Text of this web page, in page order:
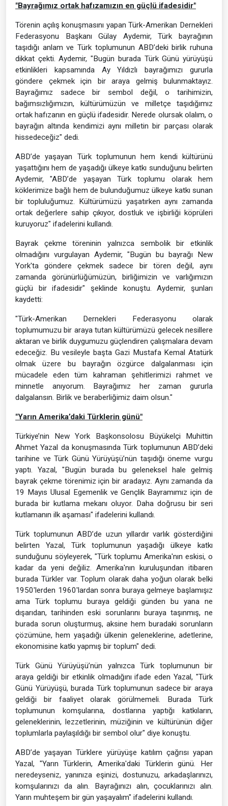
"Bayrağımız ortak hafızamızın en güçlü ifadesidir"
Törenin açılış konuşmasını yapan Türk-Amerikan Dernekleri
Federasyonu Başkanı Gülay Aydemir, Türk bayrağının
taşıdığı anlam ve Türk toplumunun ABD’deki birlik ruhuna
dikkat çekti. Aydemir, "Bugün burada Türk Günü yürüyüşü
etkinlikleri kapsamında Ay Yıldızlı bayrağımızı gururla
göndere çekmek için bir araya gelmiş bulunmaktayız.
Bayrağımız sadece bir sembol değil, o tarihimizin,
bağımsızlığımızın, kültürümüzün ve milletçe taşıdığımız
ortak hafızanın en güçlü ifadesidir. Nerede olursak olalım, o
bayrağın altında kendimizi aynı milletin bir parçası olarak
hissedeceğiz" dedi.
ABD’de yaşayan Türk toplumunun hem kendi kültürünü
yaşattığını hem de yaşadığı ülkeye katkı sunduğunu belirten
Aydemir, "ABD’de yaşayan Türk toplumu olarak hem
köklerimize bağlı hem de bulunduğumuz ülkeye katkı sunan
bir topluluğumuz. Kültürümüzü yaşatırken aynı zamanda
ortak değerlere sahip çıkıyor, dostluk ve işbirliği köprüleri
kuruyoruz" ifadelerini kullandı.
Bayrak çekme töreninin yalnızca sembolik bir etkinlik
olmadığını vurgulayan Aydemir, "Bugün bu bayrağı New
York'ta göndere çekmek sadece bir tören değil, aynı
zamanda görünürlüğümüzün, birliğimizin ve varlığımızın
güçlü bir ifadesidir" şeklinde konuştu. Aydemir, şunları
kaydetti:
"Türk-Amerikan Dernekleri Federasyonu olarak
toplumumuzu bir araya tutan kültürümüzü gelecek nesillere
aktaran ve birlik duygumuzu güçlendiren çalışmalara devam
edeceğiz. Bu vesileyle başta Gazi Mustafa Kemal Atatürk
olmak üzere bu bayrağın özgürce dalgalanması için
mücadele eden tüm kahraman şehitlerimizi rahmet ve
minnetle anıyorum. Bayrağımız her zaman gururla
dalgalansın. Birlik ve beraberliğimiz daim olsun."
"Yarın Amerika’daki Türklerin günü"
Türkiye’nin New York Başkonsolosu Büyükelçi Muhittin
Ahmet Yazal da konuşmasında Türk toplumunun ABD’deki
tarihine ve Türk Günü Yürüyüşü’nün taşıdığı öneme vurgu
yaptı. Yazal, "Bugün burada bu geleneksel hale gelmiş
bayrak çekme törenimiz için bir aradayız. Aynı zamanda da
19 Mayıs Ulusal Egemenlik ve Gençlik Bayramımız için de
burada bir kutlama mekanı oluyor. Daha doğrusu bir seri
kutlamanın ilk aşaması" ifadelerini kullandı.
Türk toplumunun ABD’de uzun yıllardır varlık gösterdiğini
belirten Yazal, Türk toplumunun yaşadığı ülkeye katkı
sunduğunu söyleyerek, "Türk toplumu Amerika'nın eskisi, o
kadar da yeni değiliz. Amerika'nın kuruluşundan itibaren
burada Türkler var. Toplum olarak daha yoğun olarak belki
1950'lerden 1960'lardan sonra buraya gelmeye başlamışız
ama Türk toplumu buraya geldiği günden bu yana ne
dışarıdan, tarihinden eski sorunlarını buraya taşınmış, ne
burada sorun oluşturmuş, aksine hem buradaki sorunların
çözümüne, hem yaşadığı ülkenin geleneklerine, adetlerine,
ekonomisine katkı yapmış bir toplum" dedi.
Türk Günü Yürüyüşü’nün yalnızca Türk toplumunun bir
araya geldiği bir etkinlik olmadığını ifade eden Yazal, "Türk
Günü Yürüyüşü, burada Türk toplumunun sadece bir araya
geldiği bir faaliyet olarak görülmemeli. Burada Türk
toplumunun komşularına, dostlarına yaptığı katkıların,
geleneklerinin, lezzetlerinin, müziğinin ve kültürünün diğer
toplumlarla paylaşıldığı bir sembol olur" diye konuştu.
ABD’de yaşayan Türklere yürüyüşe katılım çağrısı yapan
Yazal, "Yarın Türklerin, Amerika'daki Türklerin günü. Her
neredeyseniz, yanınıza eşinizi, dostunuzu, arkadaşlarınızı,
komşularınızı da alın. Bayrağınızı alın, çocuklarınızı alın.
Yarın muhteşem bir gün yaşayalım" ifadelerini kullandı.